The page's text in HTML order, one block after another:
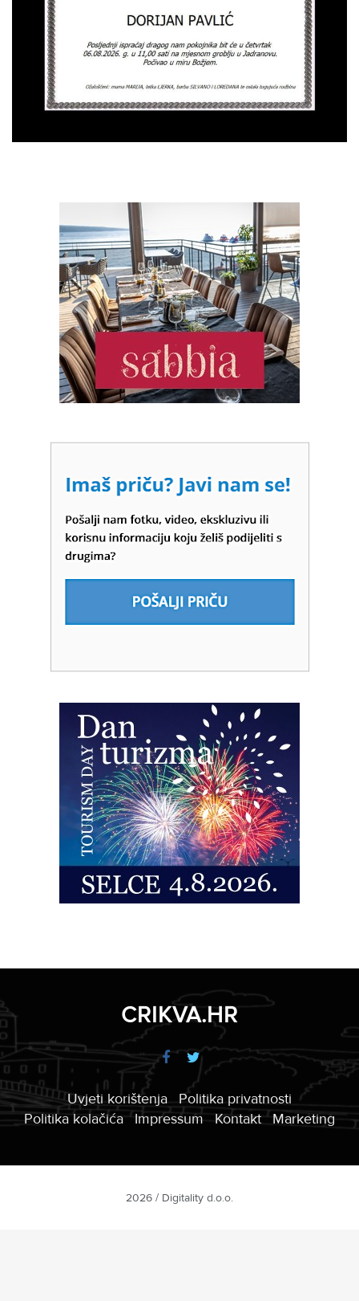
CRIKVA.HR
Uvjeti korištenja
Politika privatnosti
Politika kolačića
Impressum Kontakt Marketing
2026 / Digitality d.o.o.